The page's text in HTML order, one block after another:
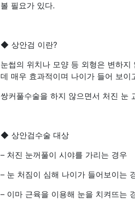
볼 필요가 있다.
◆ 상안검 이란?
눈썹의 위치나 모양 등 외형은 변하
데 매우 효과적이며 나이가 들어 보
쌍커풀수술을 하지 않으면서 처진 눈
◆ 상안검수술 대상
– 처진 눈꺼풀이 시야를 가리는 경우
– 눈 처짐이 심해 나이가 들어보이는
– 이마 근육을 이용해 눈을 치켜뜨는